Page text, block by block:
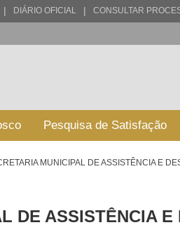
| DIÁRIO OFICIAL | CONSULTAR
Pesquisa de Satisfação
MUNICIPAL DE ASSISTÊNCIA E
DE ASSISTÊNCIA